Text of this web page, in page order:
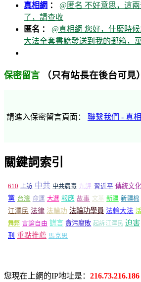
真相網 ： @匿名 不好意思，這
了，請查收
匿名 ： @真相網 您好，什麼時
大法全套書籍發送到我的郵箱，
保密留言 （只有站長在後台可見）
請進入保密留言頁面： 聯繫我們 - 真
關鍵詞索引
610 上訪 中共 中共病毒 九評 習近平 傳統文化
黨 台灣 命運 大選 報應 故事 文革 新疆 新疆棉
江澤民 法律 法輪功 法輪功學員 法輪大法
舞弊 言論自由 謊言 貪污腐敗 起訴江澤民 迫害
刑 重點推薦 馬克思
您現在上網的IP地址是： 216.73.216.186